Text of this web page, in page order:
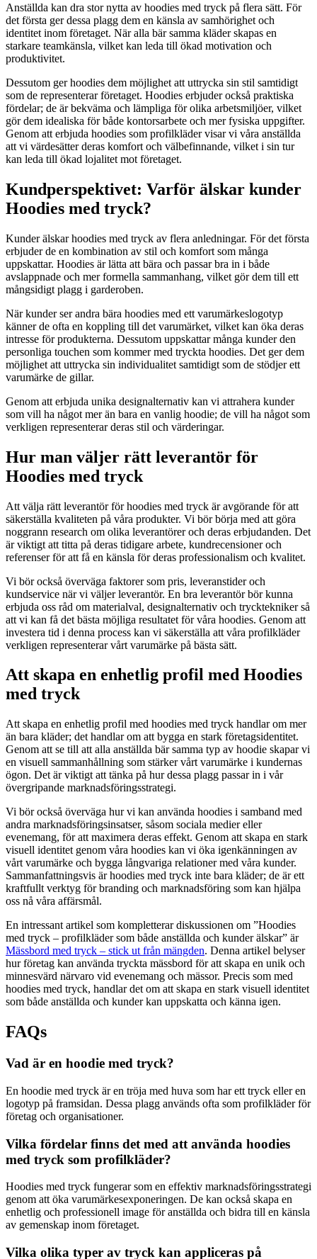
Anställda kan dra stor nytta av hoodies med tryck på flera sätt. För
det första ger dessa plagg dem en känsla av samhörighet och
identitet inom företaget. När alla bär samma kläder skapas en
starkare teamkänsla, vilket kan leda till ökad motivation och
produktivitet.
Dessutom ger hoodies dem möjlighet att uttrycka sin stil samtidigt
som de representerar företaget. Hoodies erbjuder också praktiska
fördelar; de är bekväma och lämpliga för olika arbetsmiljöer, vilket
gör dem idealiska för både kontorsarbete och mer fysiska uppgifter.
Genom att erbjuda hoodies som profilkläder visar vi våra anställda
att vi värdesätter deras komfort och välbefinnande, vilket i sin tur
kan leda till ökad lojalitet mot företaget.
Kundperspektivet: Varför älskar kunder
Hoodies med tryck?
Kunder älskar hoodies med tryck av flera anledningar. För det första
erbjuder de en kombination av stil och komfort som många
uppskattar. Hoodies är lätta att bära och passar bra in i både
avslappnade och mer formella sammanhang, vilket gör dem till ett
mångsidigt plagg i garderoben.
När kunder ser andra bära hoodies med ett varumärkeslogotyp
känner de ofta en koppling till det varumärket, vilket kan öka deras
intresse för produkterna. Dessutom uppskattar många kunder den
personliga touchen som kommer med tryckta hoodies. Det ger dem
möjlighet att uttrycka sin individualitet samtidigt som de stödjer ett
varumärke de gillar.
Genom att erbjuda unika designalternativ kan vi attrahera kunder
som vill ha något mer än bara en vanlig hoodie; de vill ha något som
verkligen representerar deras stil och värderingar.
Hur man väljer rätt leverantör för
Hoodies med tryck
Att välja rätt leverantör för hoodies med tryck är avgörande för att
säkerställa kvaliteten på våra produkter. Vi bör börja med att göra
noggrann research om olika leverantörer och deras erbjudanden. Det
är viktigt att titta på deras tidigare arbete, kundrecensioner och
referenser för att få en känsla för deras professionalism och kvalitet.
Vi bör också överväga faktorer som pris, leveranstider och
kundservice när vi väljer leverantör. En bra leverantör bör kunna
erbjuda oss råd om materialval, designalternativ och trycktekniker så
att vi kan få det bästa möjliga resultatet för våra hoodies. Genom att
investera tid i denna process kan vi säkerställa att våra profilkläder
verkligen representerar vårt varumärke på bästa sätt.
Att skapa en enhetlig profil med Hoodies
med tryck
Att skapa en enhetlig profil med hoodies med tryck handlar om mer
än bara kläder; det handlar om att bygga en stark företagsidentitet.
Genom att se till att alla anställda bär samma typ av hoodie skapar vi
en visuell sammanhållning som stärker vårt varumärke i kundernas
ögon. Det är viktigt att tänka på hur dessa plagg passar in i vår
övergripande marknadsföringsstrategi.
Vi bör också överväga hur vi kan använda hoodies i samband med
andra marknadsföringsinsatser, såsom sociala medier eller
evenemang, för att maximera deras effekt. Genom att skapa en stark
visuell identitet genom våra hoodies kan vi öka igenkänningen av
vårt varumärke och bygga långvariga relationer med våra kunder.
Sammanfattningsvis är hoodies med tryck inte bara kläder; de är ett
kraftfullt verktyg för branding och marknadsföring som kan hjälpa
oss nå våra affärsmål.
En intressant artikel som kompletterar diskussionen om ”Hoodies
med tryck – profilkläder som både anställda och kunder älskar” är
Mässbord med tryck – stick ut från mängden. Denna artikel belyser
hur företag kan använda tryckta mässbord för att skapa en unik och
minnesvärd närvaro vid evenemang och mässor. Precis som med
hoodies med tryck, handlar det om att skapa en stark visuell identitet
som både anställda och kunder kan uppskatta och känna igen.
FAQs
Vad är en hoodie med tryck?
En hoodie med tryck är en tröja med huva som har ett tryck eller en
logotyp på framsidan. Dessa plagg används ofta som profilkläder för
företag och organisationer.
Vilka fördelar finns det med att använda hoodies
med tryck som profilkläder?
Hoodies med tryck fungerar som en effektiv marknadsföringsstrategi
genom att öka varumärkesexponeringen. De kan också skapa en
enhetlig och professionell image för anställda och bidra till en känsla
av gemenskap inom företaget.
Vilka olika typer av tryck kan appliceras på